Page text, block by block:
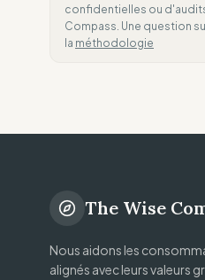
confidentielles ou
Compass. Une question
la méthodologie
The Wise
Nous aidons les
alignés avec leurs valeurs